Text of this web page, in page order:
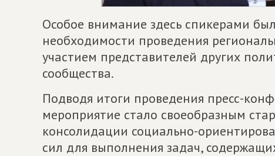
Особое внимание здесь спикерами
необходимости проведения
участием представителей других
сообщества.
Подводя итоги проведения пресс-
мероприятие стало своеобразным
консолидации социально-
сил для выполнения задач,